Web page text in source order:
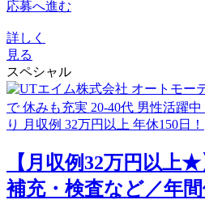
応募へ進む
詳しく
見る
スペシャル
【月収例32万円以上
補充・検査など／年